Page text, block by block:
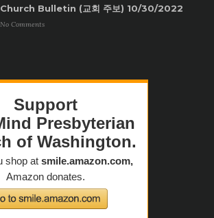
Church Bulletin (교회 주보) 10/30/2022
No Comments